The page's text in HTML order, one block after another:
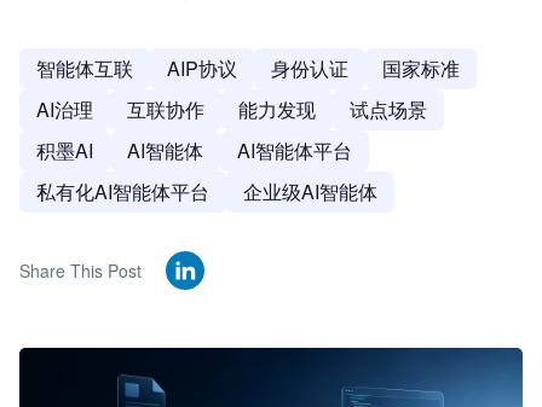
智能体互联 AIP协议 身份认证
国家标准
AI治理
互联协作 能力发现
试点场景
积墨AI
AI智能体
AI智能体平台
私有化AI智能体平台
企业级AI智能体
Share This Post